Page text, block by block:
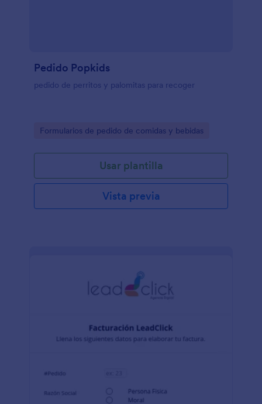
Pedido Popkids
pedido de perritos y palomitas para recoger
Go to Category:
Formularios de pedido de comidas y bebidas
Usar plantilla
Vista previa